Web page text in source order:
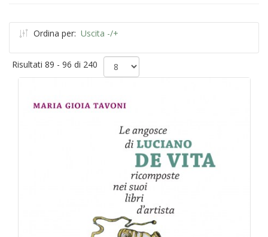
Ordina per: Uscita -/+
Risultati 89 - 96 di 240